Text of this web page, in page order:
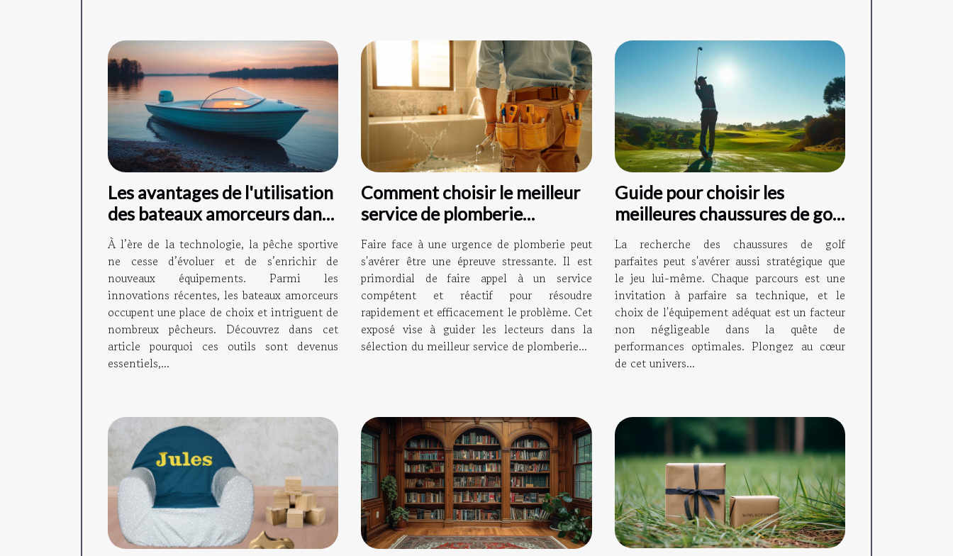
Les avantages de l'utilisation
des bateaux amorceurs dans
la pêche moderne
À l’ère de la technologie, la pêche sportive
ne cesse d’évoluer et de s’enrichir de
nouveaux équipements. Parmi les
innovations récentes, les bateaux amorceurs
occupent une place de choix et intriguent de
nombreux pêcheurs. Découvrez dans cet
article pourquoi ces outils sont devenus
essentiels,...
Comment choisir le meilleur
service de plomberie
d'urgence
Faire face à une urgence de plomberie peut
s'avérer être une épreuve stressante. Il est
primordial de faire appel à un service
compétent et réactif pour résoudre
rapidement et efficacement le problème. Cet
exposé vise à guider les lecteurs dans la
sélection du meilleur service de plomberie...
Guide pour choisir les
meilleures chaussures de golf
adaptées à votre style de jeu
La recherche des chaussures de golf
parfaites peut s'avérer aussi stratégique que
le jeu lui-même. Chaque parcours est une
invitation à parfaire sa technique, et le
choix de l'équipement adéquat est un facteur
non négligeable dans la quête de
performances optimales. Plongez au cœur
de cet univers...